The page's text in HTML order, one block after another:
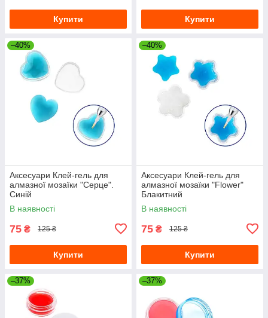
Купити Купити
–40%
Аксесуари Клей-гель для
алмазної мозаїки "Серце".
Синій
В наявності
75 ₴ 125 ₴
Купити
–40%
Аксесуари Клей-гель для
алмазної мозаїки "Flower"
Блакитний
В наявності
75 ₴ 125 ₴
Купити
–37% –37%